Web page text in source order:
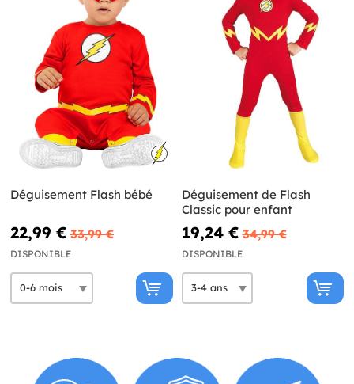
Déguisement Flash bébé
22,99 € 33,99 €
DISPONIBLE
Déguisement de Flash
Classic pour enfant
19,24 € 34,99 €
DISPONIBLE